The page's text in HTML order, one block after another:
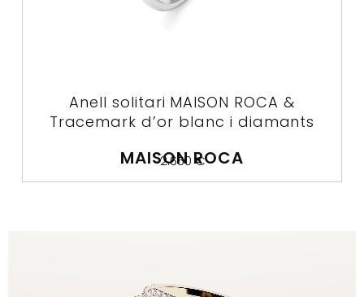
Anell solitari MAISON ROCA &
Tracemark d’or blanc i diamants
MAISON ROCA
2.650€